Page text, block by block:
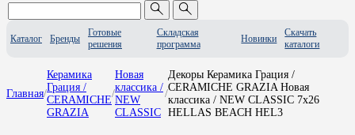
Каталог Бренды
Готовые
решения
Складская
программа
Новинки
Скачать
каталоги
Главная/
Керамика
Грация /
CERAMICHE
GRAZIA
/
Новая
классика /
NEW
CLASSIC
/
Декоры Керамика Грация /
CERAMICHE GRAZIA Новая
классика / NEW CLASSIC 7x26
HELLAS BEACH HEL3